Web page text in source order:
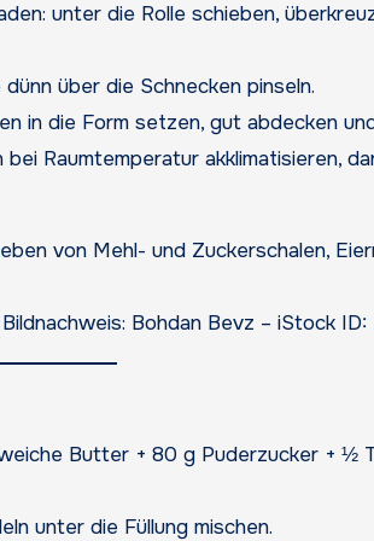
unter die Rolle schieben,
über die Schnecken pinseln.
in die Form setzen, gut abdecken
Raumtemperatur akklimatisieren,
Bohdan Bevz – iStock
Butter + 80 g Puderzucker + ½
unter die Füllung mischen.